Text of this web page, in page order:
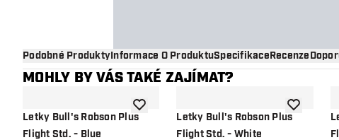
Podobné ProduktyInformace O ProduktuSpecifikaceRecenze
MOHLY BY VÁS TAKÉ ZAJÍMAT?
Letky Bull's Robson Plus
Flight Std. - Blue
Přidat do seznamu přání
Letky Bull's Robson Plus
Flight Std. - White
Přidat do